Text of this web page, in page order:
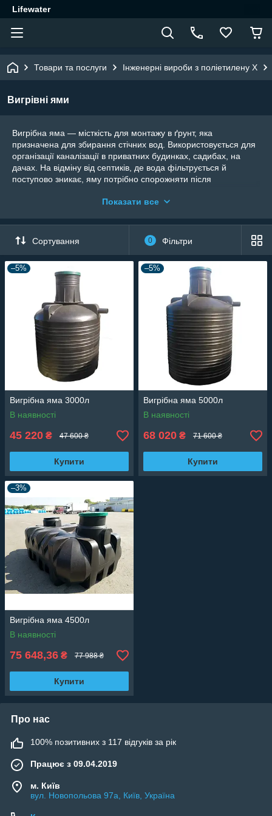
Lifewater
Товари та послуги Інженерні вироби з поліетилену Х
Вигрівні ями
Вигрібна яма — місткість для монтажу в ґрунт, яка
призначена для збирання стічних вод. Використовується для
організації каналізації в приватних будинках, садибах, на
дачах. На відміну від септиків, де вода фільтрується й
поступово зникає, яму потрібно спорожняти після
Вироби мають наголовок заввишки 600 мм, надійно
для під'єднання каналізаційної труби. Також до ємності
припаяні скоби для якорення.
Показати все
Сортування 0 Фільтри
–5%
Вигрібна яма 3000л
В наявності
45 220 ₴ 47 600 ₴
Купити
–5%
Вигрібна яма 5000л
В наявності
68 020 ₴ 71 600 ₴
Купити
–3%
Вигрібна яма 4500л
В наявності
75 648,36 ₴ 77 988 ₴
Купити
Про нас
100% позитивних з 117 відгуків за рік
Працює з 09.04.2019
м. Київ
вул. Новопольова 97а, Київ, Україна